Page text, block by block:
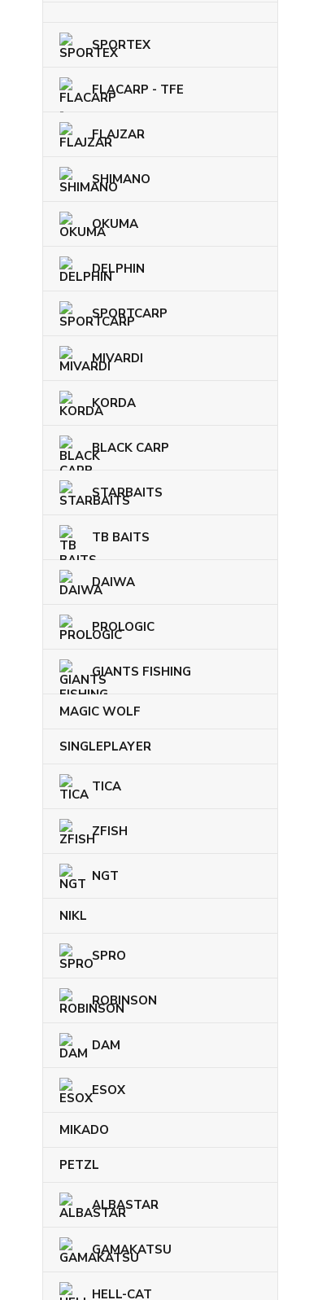
SPORTEX
FLACARP - TFE
FLAJZAR
SHIMANO
OKUMA
DELPHIN
SPORTCARP
MIVARDI
KORDA
BLACK CARP
STARBAITS
TB BAITS
DAIWA
PROLOGIC
GIANTS FISHING
MAGIC WOLF
SINGLEPLAYER
TICA
ZFISH
NGT
NIKL
SPRO
ROBINSON
DAM
ESOX
MIKADO
PETZL
ALBASTAR
GAMAKATSU
HELL-CAT